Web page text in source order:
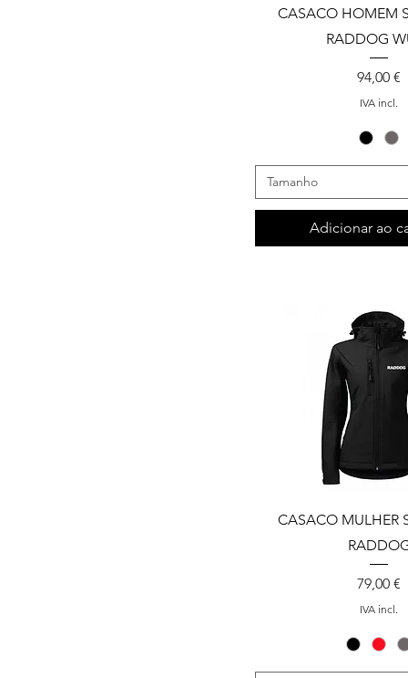
CASACO HOMEM
RADDOG
Preço
94,00 €
IVA incl.
Tamanho
Adicionar ao
CASACO MULHER
Preço
79,00 €
IVA incl.